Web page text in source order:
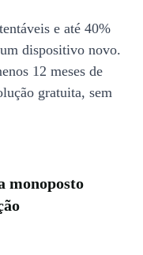
e até 40%
dispositivo novo.
12 meses de
gratuita, sem
monoposto